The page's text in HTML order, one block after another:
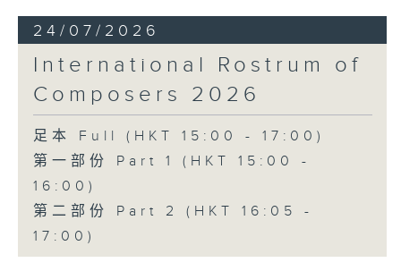
24/07/2026
International Rostrum of
Composers 2026
足本 Full (HKT 15:00 - 17:00)
第一部份 Part 1 (HKT 15:00 -
16:00)
第二部份 Part 2 (HKT 16:05 -
17:00)